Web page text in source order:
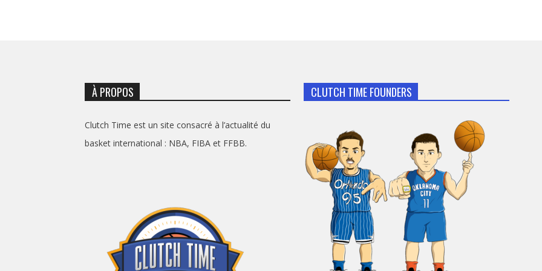
À PROPOS
Clutch Time est un site consacré à l’actualité du
basket international : NBA, FIBA et FFBB.
CLUTCH TIME FOUNDERS